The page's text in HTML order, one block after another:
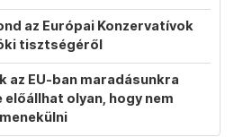
az Európai Konzervatívok
tisztségéről
az EU-ban maradásunkra
olyan, hogy nem